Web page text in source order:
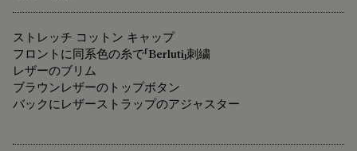
ストレッチ コットン キャップ
フロントに同系色の糸で「Berluti」刺繍
レザーのブリム
ブラウンレザーのトップボタン
バックにレザーストラップのアジャスター